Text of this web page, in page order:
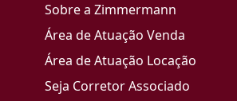
Sobre a Zimmermann
Área de Atuação Venda
Área de Atuação Locação
Seja Corretor Associado